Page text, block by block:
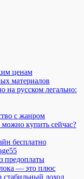
ценам
материалов
на русском легально:
с жанром
купить сейчас?
бесплатно
предоплаты
— это плюс
доход